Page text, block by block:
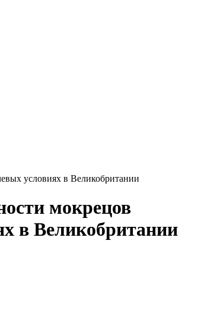
условиях в Великобритании
мокрецов
в Великобритании